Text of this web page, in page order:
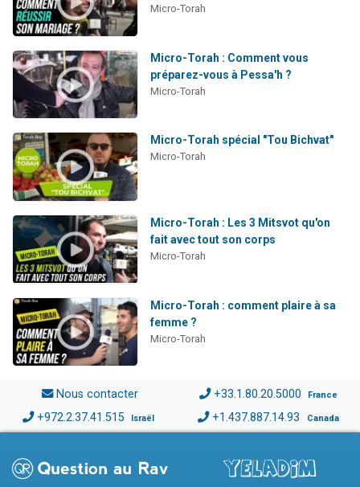
Micro-Torah
Micro-Torah : Comment vous
préparez-vous à Pessa'h ?
Micro-Torah
Micro-Torah spécial "Tou Bichvat"
Micro-Torah
Micro-Torah : Les 3 Mitsvot qu'on
fait avec tout son corps
Micro-Torah
Micro-Torah : comment plaire à sa
femme ?
Micro-Torah
Nous contacter +33.1.80.20.5000 France
+972.2.37.41.515 Israël +1.437.887.14.93 Canada